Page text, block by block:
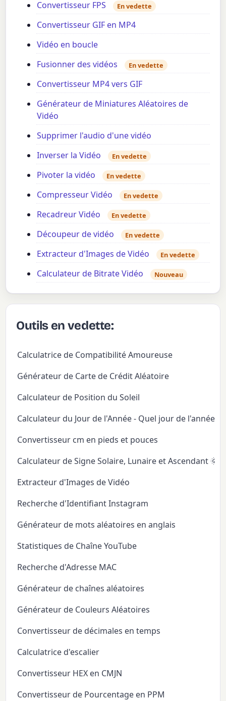
Convertisseur FPS En vedette
Convertisseur GIF en MP4
Vidéo en boucle
Fusionner des vidéos
En vedette
Convertisseur MP4 vers GIF
Générateur de Miniatures Aléatoires de
Vidéo
Supprimer l'audio d'une vidéo
Inverser la Vidéo
En vedette
Pivoter la vidéo En vedette
Compresseur Vidéo En vedette
Recadreur Vidéo En vedette
Découpeur de vidéo En vedette
Extracteur d'Images de Vidéo En vedette
Calculateur de Bitrate Vidéo Nouveau
Outils en vedette:
Calculatrice de Compatibilité Amoureuse
Générateur de Carte de Crédit Aléatoire
Calculateur de Position du Soleil
Calculateur du Jour de l'Année - Quel jour de l'année
Convertisseur cm en pieds et pouces
Calculateur de Signe Solaire, Lunaire et Ascendant
Extracteur d'Images de Vidéo
Recherche d'Identifiant Instagram
Générateur de mots aléatoires en anglais
Statistiques de Chaîne YouTube
Recherche d'Adresse MAC
Générateur de chaînes aléatoires
Générateur de Couleurs Aléatoires
Convertisseur de décimales en temps
Calculatrice d'escalier
Convertisseur HEX en CMJN
Convertisseur de Pourcentage en PPM